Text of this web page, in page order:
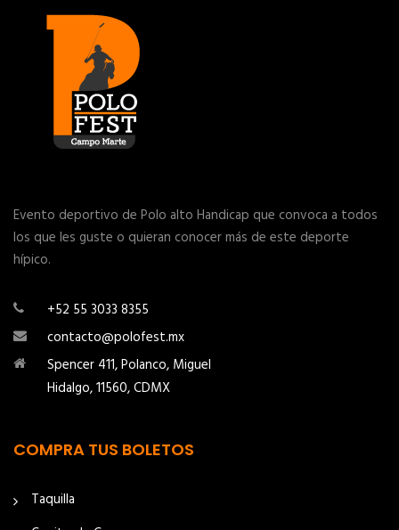
Evento deportivo de Polo alto Handicap que convoca a todos
los que les guste o quieran conocer más de este deporte
hípico.
+52 55 3033 8355
contacto@polofest.mx
Spencer 411, Polanco, Miguel
Hidalgo, 11560, CDMX
COMPRA TUS BOLETOS
Taquilla